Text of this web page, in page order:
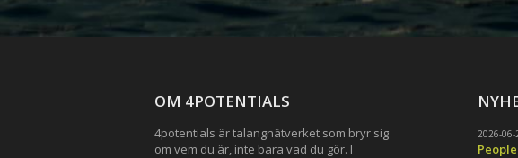
OM 4POTENTIALS
4potentials är talangnätverket som bryr sig
om vem du är, inte bara vad du gör. I
2026-06-